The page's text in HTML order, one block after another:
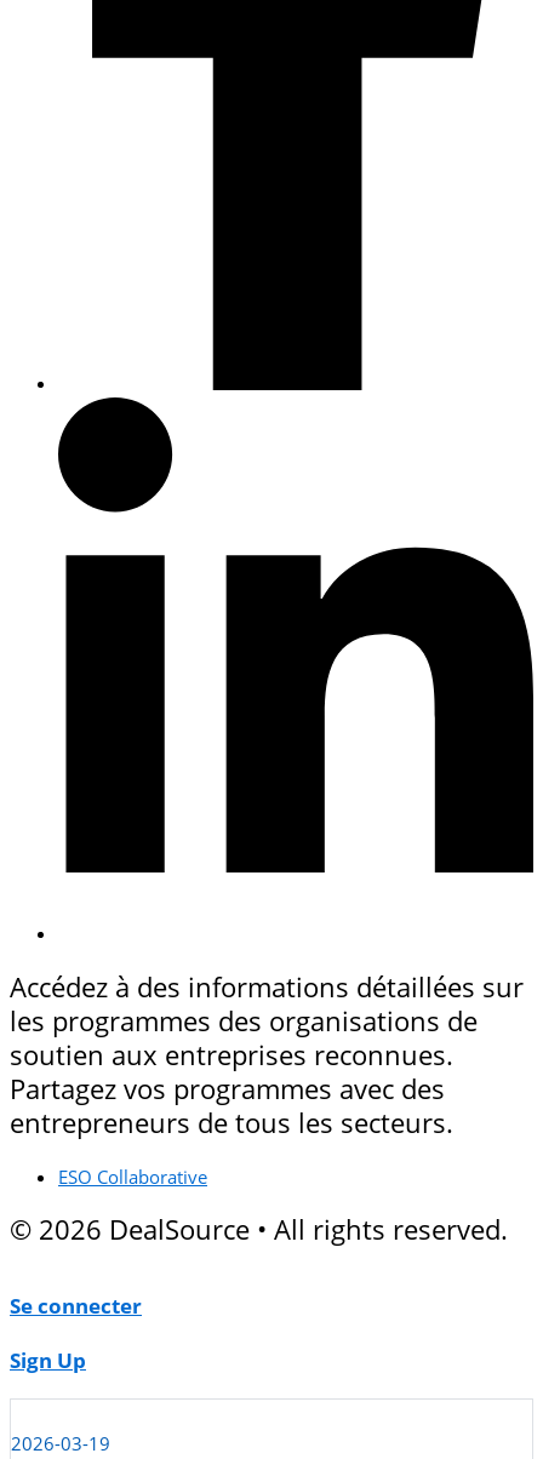
Accédez à des informations détaillées sur
les programmes des organisations de
soutien aux entreprises reconnues.
Partagez vos programmes avec des
entrepreneurs de tous les secteurs.
ESO Collaborative
© 2026 DealSource • All rights reserved.
Se connecter
Sign Up
2026-03-19